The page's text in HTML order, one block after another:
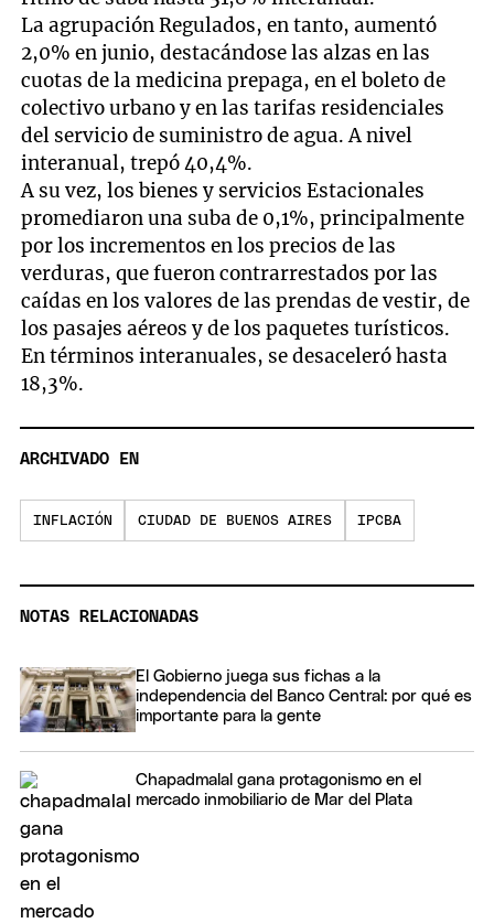
La agrupación Regulados, en tanto, aumentó
2,0% en junio, destacándose las alzas en las
cuotas de la medicina prepaga, en el boleto de
colectivo urbano y en las tarifas residenciales
del servicio de suministro de agua. A nivel
interanual, trepó 40,4%.
A su vez, los bienes y servicios Estacionales
promediaron una suba de 0,1%, principalmente
por los incrementos en los precios de las
verduras, que fueron contrarrestados por las
caídas en los valores de las prendas de vestir, de
los pasajes aéreos y de los paquetes turísticos.
En términos interanuales, se desaceleró hasta
18,3%.
ARCHIVADO EN
INFLACIÓN CIUDAD DE BUENOS AIRES IPCBA
NOTAS RELACIONADAS
El Gobierno juega sus fichas a la
independencia del Banco Central: por qué es
importante para la gente
Chapadmalal gana protagonismo en el
mercado inmobiliario de Mar del Plata